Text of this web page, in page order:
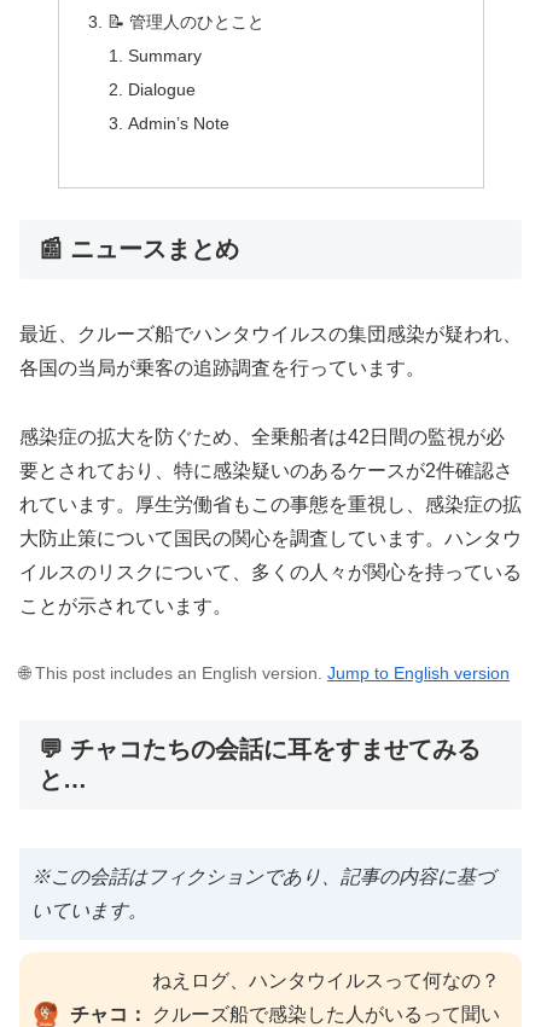
📝 管理人のひとこと
Summary
Dialogue
Admin’s Note
📰 ニュースまとめ
最近、クルーズ船でハンタウイルスの集団感染が疑われ、
各国の当局が乗客の追跡調査を行っています。
感染症の拡大を防ぐため、全乗船者は42日間の監視が必
要とされており、特に感染疑いのあるケースが2件確認さ
れています。厚生労働省もこの事態を重視し、感染症の拡
大防止策について国民の関心を調査しています。ハンタウ
イルスのリスクについて、多くの人々が関心を持っている
ことが示されています。
🌐 This post includes an English version. Jump to English version
💬 チャコたちの会話に耳をすませてみる
と…
※この会話はフィクションであり、記事の内容に基づ
いています。
チャコ：
ねえログ、ハンタウイルスって何なの？
クルーズ船で感染した人がいるって聞い